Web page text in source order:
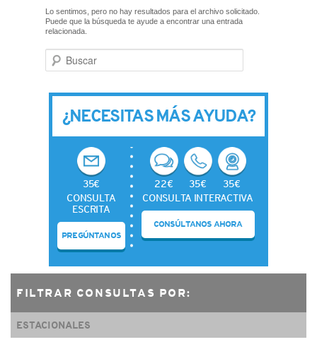
CONTACTO
Lo sentimos, pero no hay resultados para el archivo solicitado.
Puede que la búsqueda te ayude a encontrar una entrada
relacionada.
Buscar
¿NECESITAS MÁS AYUDA?
35€
CONSULTA
ESCRITA
PREGÚNTANOS
22€ 35€
35€
CONSULTA INTERACTIVA
CONSÚLTANOS AHORA
FILTRAR CONSULTAS POR:
ESTACIONALES